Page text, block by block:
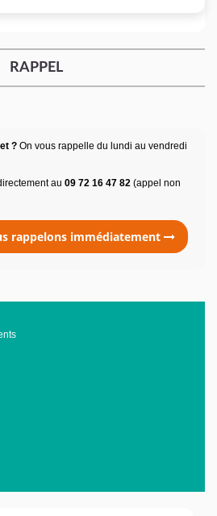
RAPPEL
? On vous rappelle du lundi au vendredi
au 09 72 16 47 82 (appel non
rappelons immédiatement